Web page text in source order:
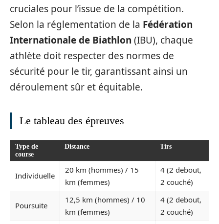
cruciales pour l’issue de la compétition.
Selon la réglementation de la Fédération
Internationale de Biathlon (IBU), chaque
athlète doit respecter des normes de
sécurité pour le tir, garantissant ainsi un
déroulement sûr et équitable.
Le tableau des épreuves
Type de
course
Distance Tirs
Individuelle
20 km (hommes) / 15
km (femmes)
4 (2 debout,
2 couché)
Poursuite
12,5 km (hommes) / 10
km (femmes)
4 (2 debout,
2 couché)